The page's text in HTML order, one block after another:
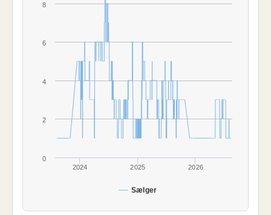
Sælger
2024 2025 2026
0
2
4
6
8